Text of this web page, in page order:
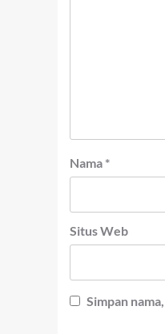
Nama *
Situs Web
Simpan